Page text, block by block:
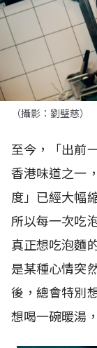
（攝影：劉璧慈）
至今，「出前
香港味道之一
度」已經大幅
所以每一次吃
真正想吃泡麵
是某種心情突
後，總會特別
想喝一碗暖湯